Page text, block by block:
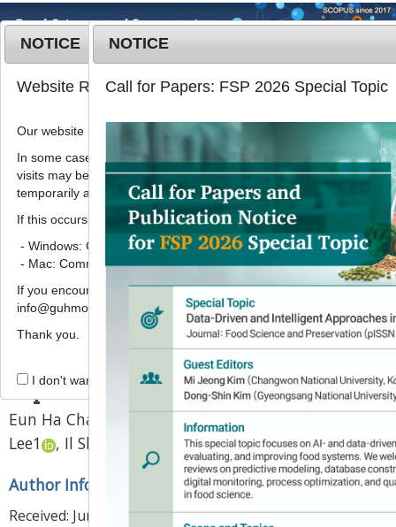
T
o
g
l
e
v
i
g
t
o
MENU
2018;25(6):641
pISSN: 1738-7248, eISSN: 2287-
7428
DOI:https://doi.org/10.11002/kjfp.2018.25.6.641
Article
봄 수확 수삼의 모의수출 유통 조건에서
환경별 품질 손실유형
장은하1,배영석 ,이지현1 ,신일섭
Quality loss of spring-harvested
fresh ginseng under simulated
export and distribution conditions
Eun Ha Chang Yeoung Seuk Bae ,
Lee1 , Il Sheob Shin Ji Weon Choi1
Author Information & Copyright▼
Received: Jun 21, 2018; Revised:Aug 27, 2018; Accepted:
NOTICE
Website Renewal Notice
Our website has recently been renewed.
In some cases, images, CSS files, or other settings saved in your
visits may be reused instead of downloading the latest files. As a
temporarily appear incorrectly or may not display properly.
If this occurs, please perform a hard refresh.
- Windows: Ctrl + F5
- Mac: Command + Shift + R
If you encounter any errors or difficulties while using the website,
info@guhmok.com.
Thank you.
I don't want to open this window for a day.
NOTICE
Call for Papers: FSP 2026 Special Topic